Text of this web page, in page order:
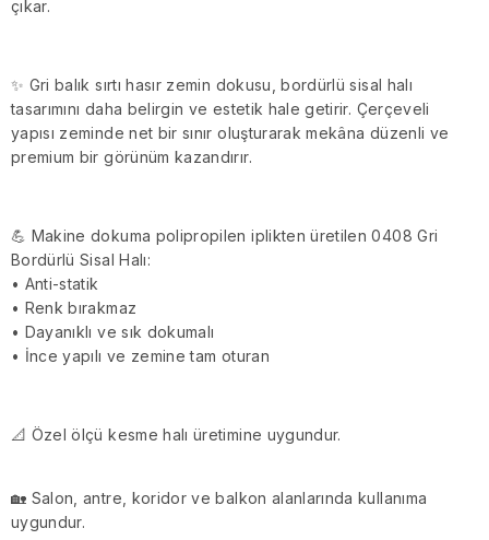
çıkar.
✨ Gri balık sırtı hasır zemin dokusu, bordürlü sisal halı
tasarımını daha belirgin ve estetik hale getirir. Çerçeveli
yapısı zeminde net bir sınır oluşturarak mekâna düzenli ve
premium bir görünüm kazandırır.
💪 Makine dokuma polipropilen iplikten üretilen 0408 Gri
Bordürlü Sisal Halı:
• Anti-statik
• Renk bırakmaz
• Dayanıklı ve sık dokumalı
• İnce yapılı ve zemine tam oturan
📐 Özel ölçü kesme halı üretimine uygundur.
🏡 Salon, antre, koridor ve balkon alanlarında kullanıma
uygundur.